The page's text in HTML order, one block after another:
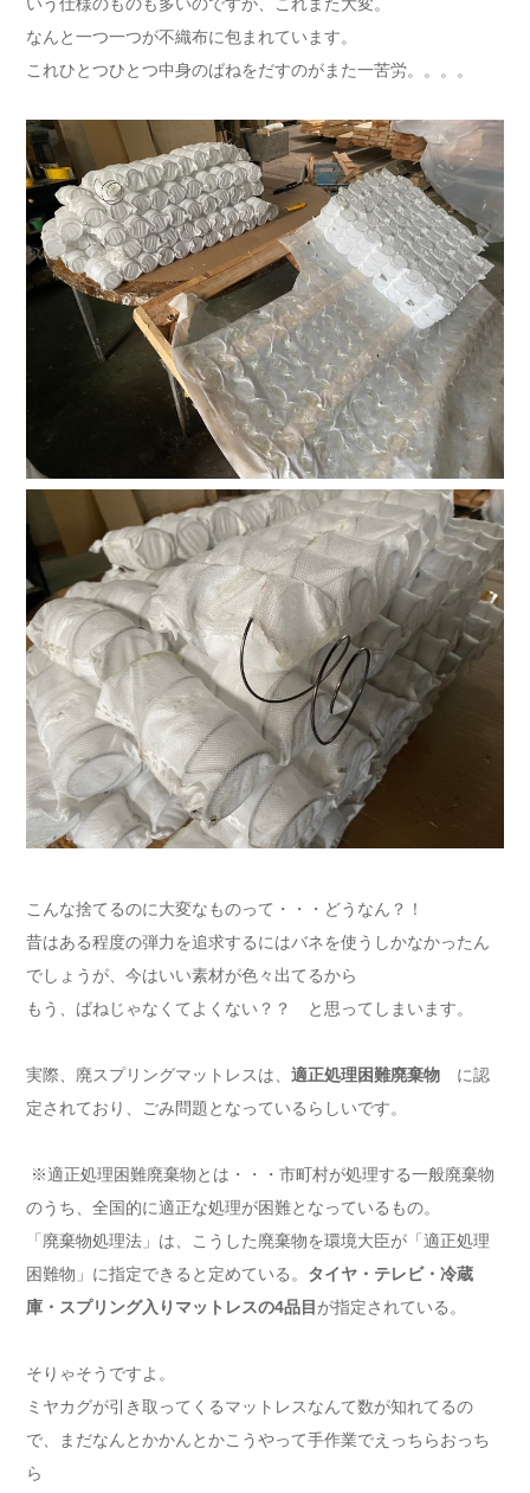
なんと一つ一つが不織布に包まれています。
これひとつひとつ中身のばねをだすのがまた一苦労。。。。
こんな捨てるのに大変なものって・・・どうなん？！
昔はある程度の弾力を追求するにはバネを使うしかなかったん
でしょうが、今はいい素材が色々出てるから
もう、ばねじゃなくてよくない？？ と思ってしまいます。
実際、廃スプリングマットレスは、 適正処理困難廃棄物 に認
定されており、ごみ問題となっているらしいです。
※適正処理困難廃棄物とは・・・市町村が処理する一般廃棄物
のうち、全国的に適正な処理が困難となっているもの。
「 廃棄物処理法 」は、こうした廃棄物を環境大臣が「適正処理
困難物」に指定できると定めている。 タイヤ・テレビ・冷蔵
庫・スプリング入りマットレスの4品目 が指定されている。
そりゃそうですよ。
ミヤカグが引き取ってくるマットレスなんて数が知れてるの
で、まだなんとかかんとかこうやって手作業でえっちらおっち
ら